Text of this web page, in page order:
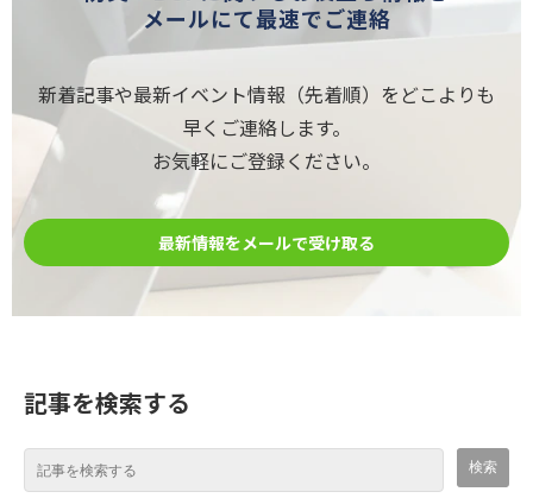
メールにて最速でご連絡
新着記事や最新イベント情報（先着順）をどこよりも
早くご連絡します。
お気軽にご登録ください。
最新情報をメールで受け取る
記事を検索する